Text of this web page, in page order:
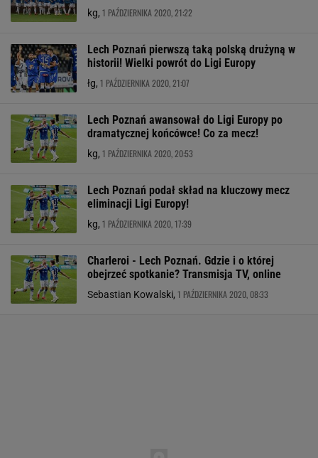
kg, 1 PAŹDZIERNIKA 2020, 21:22
Lech Poznań pierwszą taką polską drużyną w
historii! Wielki powrót do Ligi Europy
łg, 1 PAŹDZIERNIKA 2020, 21:07
Lech Poznań awansował do Ligi Europy po
dramatycznej końcówce! Co za mecz!
kg, 1 PAŹDZIERNIKA 2020, 20:53
Lech Poznań podał skład na kluczowy mecz
eliminacji Ligi Europy!
kg, 1 PAŹDZIERNIKA 2020, 17:39
Charleroi - Lech Poznań. Gdzie i o której
obejrzeć spotkanie? Transmisja TV, online
Sebastian Kowalski, 1 PAŹDZIERNIKA 2020, 08:33